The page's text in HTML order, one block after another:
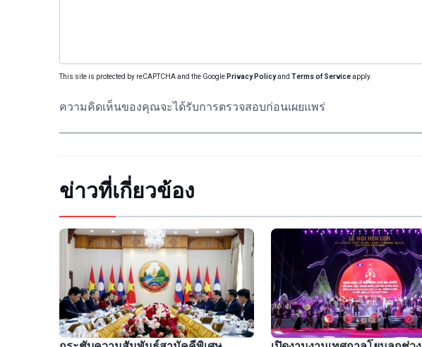
This site is protected by reCAPTCHA and the Google Privacy Policyand Terms of Serviceapply.
ความคิดเห็นของคุณจะได้รับการตรวจสอบก่อนเผยแพร่
ข่าวที่เกี่ยวข้อง